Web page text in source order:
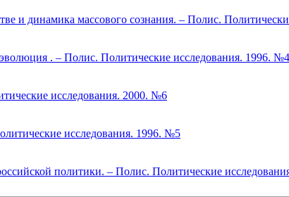
и динамика массового сознания. – Полис.
. – Полис. Политические исследования. 1996. №4
исследования. 2000. №6
исследования. 1996. №5
политики. – Полис. Политические